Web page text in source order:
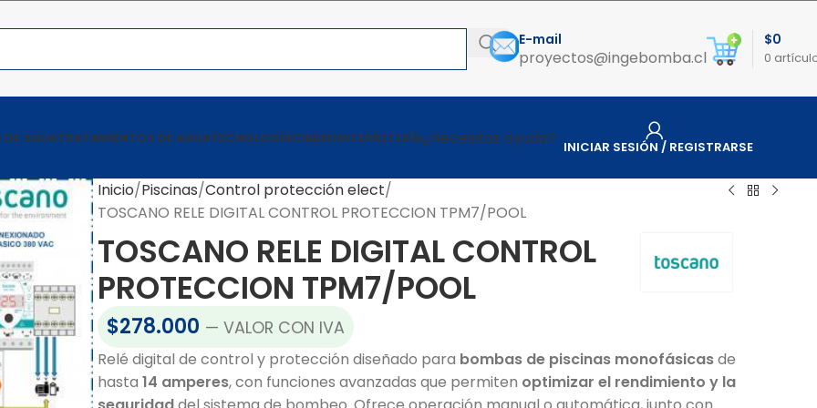
E-mail
proyectos@ingebomba.cl 0
$0
DE AGUATRATAMIENTOS DE AGUATECNOLOGÍACIBERDAYFERRETERÍA¿Necesitas ayuda? INICIAR SESIÓN / REGISTRARSE
Inicio Piscinas Control protección elect
TOSCANO RELE DIGITAL CONTROL PROTECCION TPM7/POOL
TOSCANO RELE DIGITAL CONTROL
PROTECCION TPM7/POOL
$278.000 — VALOR CON IVA
Relé digital de control y protección diseñado para bombas de piscinas monofásicasde
hasta 14 amperes, con funciones avanzadas que permiten optimizar el rendimiento y la